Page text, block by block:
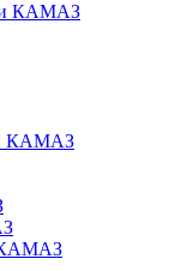
КАМАЗ
КАМАЗ
КАМАЗ